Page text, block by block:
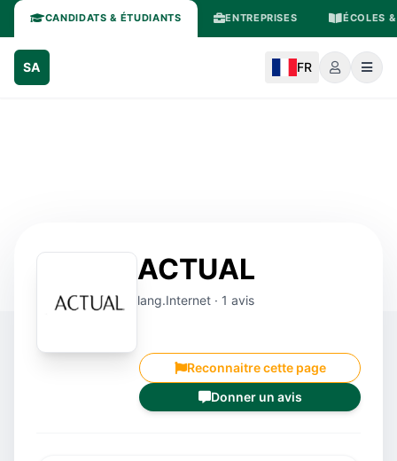
CANDIDATS & ÉTUDIANTS ENTREPRISES ÉCOLES
SA FR
ACTUAL
lang.Internet · 1 avis
Reconnaitre cette page
Donner un avis